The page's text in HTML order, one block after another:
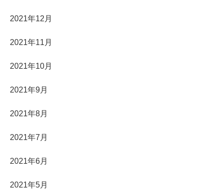
2021年12月
2021年11月
2021年10月
2021年9月
2021年8月
2021年7月
2021年6月
2021年5月